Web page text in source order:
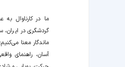
ما در کارناوال
گردشگری در
ماندگار معنا
آسان، راهنمای